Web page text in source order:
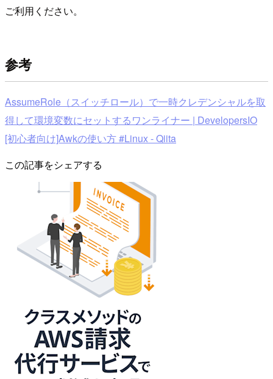
ご利用ください。
参考
AssumeRole（スイッチロール）で一時クレデンシャルを取
得して環境変数にセットするワンライナー | DevelopersIO
[初心者向け]Awkの使い方 #Linux - Qiita
この記事をシェアする